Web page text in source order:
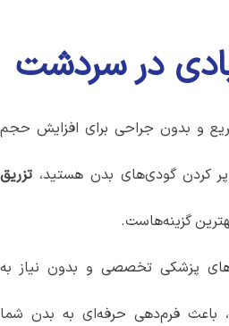
در سردشت
و بدون جراحی برای افزایش حجم
گودی‌های بدن هستید،تزریق
گزینه‌هاست.
پزشکی تخصصی و بدون نیاز به
فرم‌دهی حرفه‌ای به بدن شما